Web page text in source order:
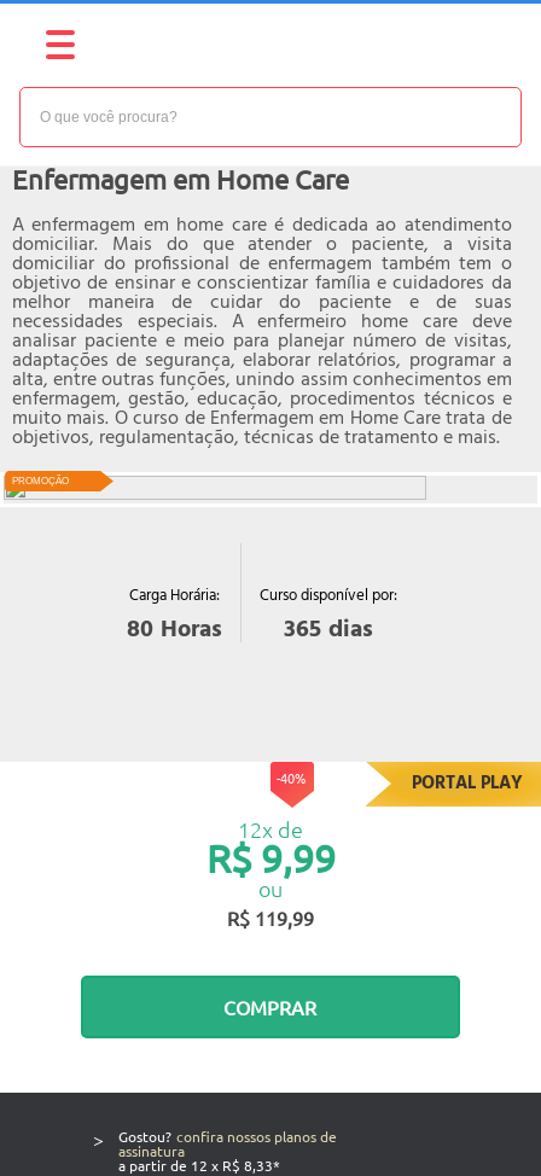
PROMOÇÃO
Carga Horária:
80 Horas
Curso disponível por:
365 dias
NÍVEL: AVANÇADO
Enfermagem em Home Care
A enfermagem em home care é dedicada ao atendimento
domiciliar. Mais do que atender o paciente, a visita
domiciliar do profissional de enfermagem também tem o
objetivo de ensinar e conscientizar família e cuidadores da
melhor maneira de cuidar do paciente e de suas
necessidades especiais. A enfermeiro home care deve
analisar paciente e meio para planejar número de visitas,
adaptações de segurança, elaborar relatórios, programar a
alta, entre outras funções, unindo assim conhecimentos em
enfermagem, gestão, educação, procedimentos técnicos e
muito mais. O curso de Enfermagem em Home Care trata de
objetivos, regulamentação, técnicas de tratamento e mais.
-40% PORTAL PLAY
R$ 119,99
12x de
R$ 9,99
ou
COMPRAR
> Gostou? confira nossos planos de
assinatura
a partir de 12 x R$ 8,33*